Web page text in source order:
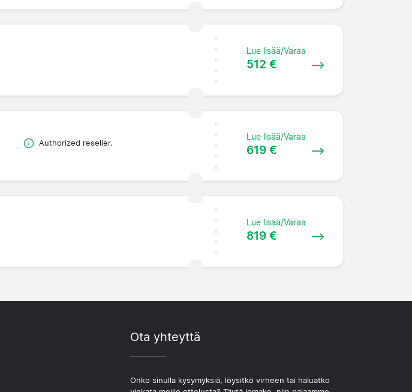
Lue lisää/Varaa
512 €
Authorized reseller.
Lue lisää/Varaa
619 €
Lue lisää/Varaa
819 €
Ota yhteyttä
Onko sinulla kysymyksiä, löysitkö virheen tai haluatko